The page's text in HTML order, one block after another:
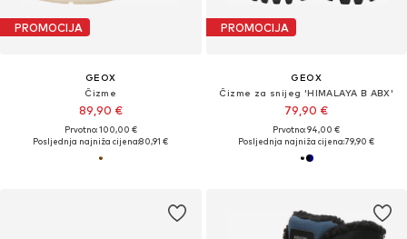
PROMOCIJA
GEOX
Čizme
89,90 €
Prvotno: 100,00 €
Posljednja najniža cijena:80,91 €
PROMOCIJA
GEOX
Čizme za snijeg 'HIMALAYA B ABX'
79,90 €
Prvotno: 94,00 €
Posljednja najniža cijena:79,90 €